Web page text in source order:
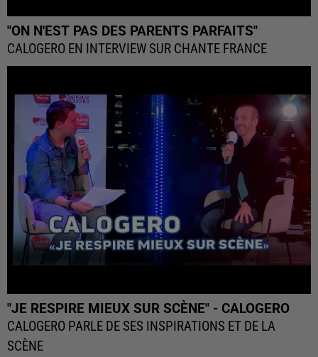
"ON N'EST PAS DES PARENTS PARFAITS"
CALOGERO EN INTERVIEW SUR CHANTE FRANCE
"JE RESPIRE MIEUX SUR SCÈNE" - CALOGERO
CALOGERO PARLE DE SES INSPIRATIONS ET DE LA
SCÈNE